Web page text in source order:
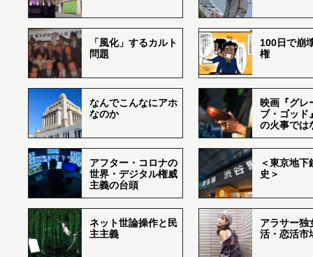
「風化」するカルト
問題
100日で崩
権
なんでこんなにアホ
なのか
映画『グレ
ブ・ゴッド
の火事では
アフター・コロナの
世界・デジタル権威
主義の台頭
＜東京地下
史＞
ネット世論操作と民
主主義
アラサー独
活・恋活市